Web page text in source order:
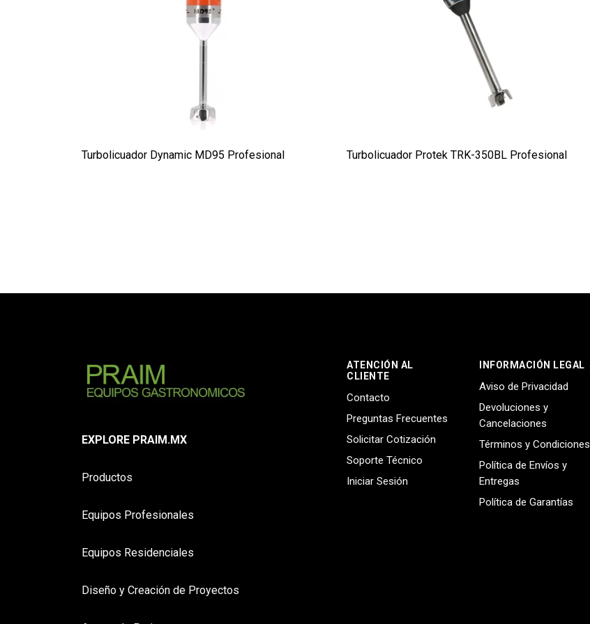
Turbolicuador Dynamic MD95 Profesional Turbolicuador Protek TRK-350BL Profesional
EXPLORE PRAIM.MX
Productos
Equipos Profesionales
Equipos Residenciales
Diseño y Creación de Proyectos
ATENCIÓN AL
CLIENTE
Contacto
Preguntas Frecuentes
Solicitar Cotización
Soporte Técnico
Iniciar Sesión
INFORMACIÓN LEGAL
Aviso de Privacidad
Devoluciones y
Cancelaciones
Términos y Condiciones
Política de Envíos y
Entregas
Política de Garantías